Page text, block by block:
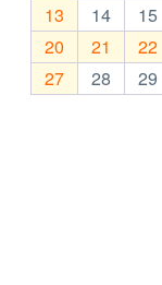
13
14 15
20
21 22
27
28 29